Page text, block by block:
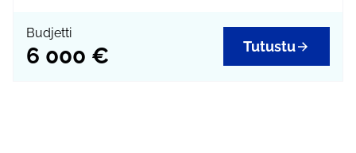
kekrin aikoihin.
Budjetti
6 000 € Tutustu